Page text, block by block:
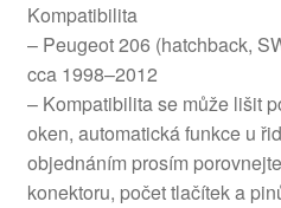
Kompatibilita
– Peugeot 206 (hatchback,
cca 1998–2012
– Kompatibilita se může lišit
oken, automatická funkce u
objednáním prosím
konektoru, počet tlačítek a